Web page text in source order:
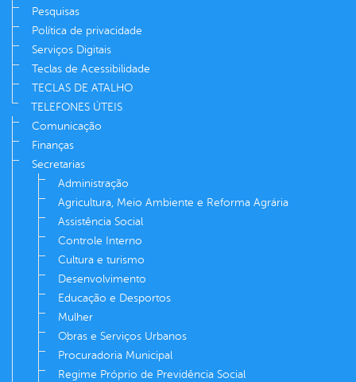
Pesquisas
Política de privacidade
Serviços Digitais
Teclas de Acessibilidade
TECLAS DE ATALHO
TELEFONES ÚTEIS
Comunicação
Finanças
Secretarias
Administração
Agricultura, Meio Ambiente e Reforma Agrária
Assistência Social
Controle Interno
Cultura e turismo
Desenvolvimento
Educação e Desportos
Mulher
Obras e Serviços Urbanos
Procuradoria Municipal
Regime Próprio de Previdência Social